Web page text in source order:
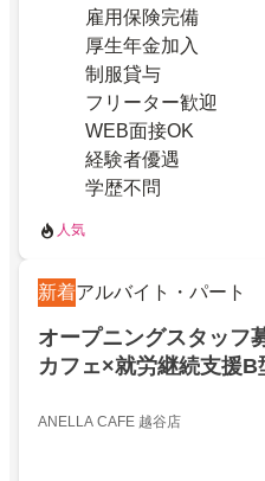
雇用保険完備
厚生年金加入
制服貸与
フリーター歓迎
WEB面接OK
経験者優遇
学歴不問
人気
新着アルバイト・パート
オープニングスタッフ
カフェ×就労継続支援B
ANELLA CAFE 越谷店